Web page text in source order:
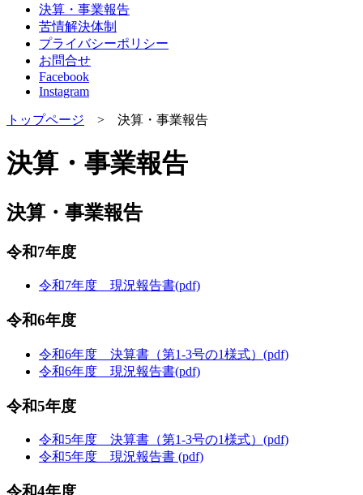
決算・事業報告
苦情解決体制
プライバシーポリシー
お問合せ
Facebook
Instagram
トップページ > 決算・事業報告
決算・事業報告
決算・事業報告
令和7年度
令和7年度 現況報告書(pdf)
令和6年度
令和6年度 決算書（第1-3号の1様式）(pdf)
令和6年度 現況報告書(pdf)
令和5年度
令和5年度 決算書（第1-3号の1様式）(pdf)
令和5年度 現況報告書 (pdf)
令和4年度